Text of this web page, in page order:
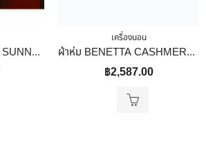
หมอนหนุน ขนห่านเทียม SUNNE GOOSEHEAVEN 19×29 นิ้ว
เครื่องนอน
ผ้าห่ม BENETTA CASHMERE 70×90 นิ้ว สี BROWN
฿2,587.00